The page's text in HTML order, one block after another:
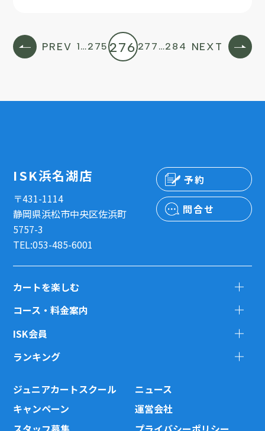
PREV 1…275 276277 …284 NEXT
ISK浜名湖店
〒431-1114
静岡県浜松市中央区佐浜町
5757-3
TEL:053-485-6001
予約
問合せ
カートを楽しむ
コース・料金案内
ISK会員
ランキング
ジュニアカートスクール
ニュース
キャンペーン
運営会社